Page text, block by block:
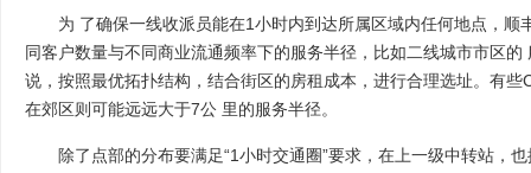
为 了确保一线收派员能在1小时内到达所属区域内任何地点，顺
同客户数量与不同商业流通频率下的服务半径，比如二线城市市区
说，按照最优拓扑结构，结合街区的房租成本，进行合理选址。有
在郊区则可能远远大于7公 里的服务半径。
除了点部的分布要满足“1小时交通圈”要求，在上一级中转站，也